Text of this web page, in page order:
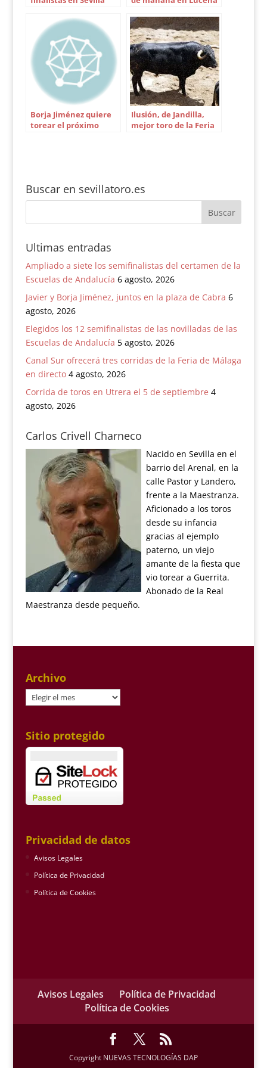
Borja Jiménez quiere
torear el próximo
Ilusión, de Jandilla,
mejor toro de la Feria
Buscar en sevillatoro.es
Ultimas entradas
Ampliado a siete los semifinalistas del certamen de la
Escuelas de Andalucía 6 agosto, 2026
Javier y Borja Jiménez, juntos en la plaza de Cabra 6
agosto, 2026
Elegidos los 12 semifinalistas de las novilladas de las
Escuelas de Andalucía 5 agosto, 2026
Canal Sur ofrecerá tres corridas de la Feria de Málaga
en directo 4 agosto, 2026
Corrida de toros en Utrera el 5 de septiembre 4
agosto, 2026
Carlos Crivell Charneco
Nacido en Sevilla en el
barrio del Arenal, en la
calle Pastor y Landero,
frente a la Maestranza.
Aficionado a los toros
desde su infancia
gracias al ejemplo
paterno, un viejo
amante de la fiesta que
vio torear a Guerrita.
Abonado de la Real
Maestranza desde pequeño.
Archivo
Archivo
Sitio protegido
Privacidad de datos
Avisos Legales
Política de Privacidad
Política de Cookies
Avisos Legales
Política de Privacidad
Política de Cookies
Copyright NUEVAS TECNOLOGÍAS DAP